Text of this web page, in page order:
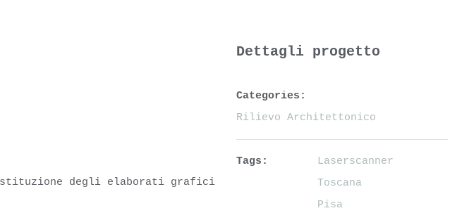
degli elaborati grafici
Dettagli progetto
Categories:
Rilievo Architettonico
Tags:
Laserscanner
Toscana
Pisa